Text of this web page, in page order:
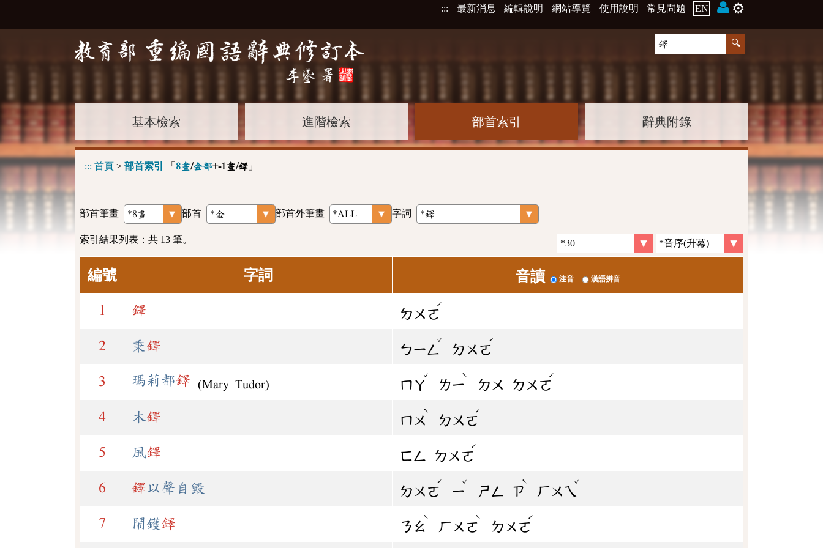
::: 最新消息 編輯說明 網站導覽 使用說明 常見問題 EN ⚙️
基本檢索 進階檢索 部首索引 辭典附錄
::: 首頁 > 部首索引 「 8畫/金部+-1畫/鐸 」
部首筆畫 部首 部首外筆畫 字詞
索引結果列表：共 13 筆。
編號 字詞 音讀 注音 漢語拼音
1 鐸 ㄉㄨㄛ
ˊ
2 秉 鐸 ㄅㄧㄥ
ˇ
ㄉㄨㄛ
ˊ
3 瑪莉都鐸 (Mary Tudor) ㄇㄚ
ˇ
ㄌㄧ
ˋ
ㄉㄨ ㄉㄨㄛ
ˊ
4 木鐸 ㄇㄨ
ˋ
ㄉㄨㄛ
ˊ
5 風鐸 ㄈㄥ ㄉㄨㄛ
ˊ
6 鐸以聲自毀 ㄉㄨㄛ
ˊ
ㄧ
ˇ
ㄕㄥ ㄗ
ˋ
ㄏㄨㄟ
ˇ
7 鬧鑊鐸 ㄋㄠ
ˋ
ㄏㄨㄛ
ˋ
ㄉㄨㄛ
ˊ